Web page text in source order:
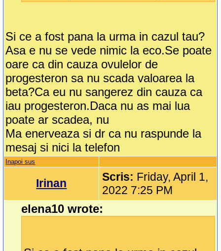
Si ce a fost pana la urma in cazul tau?
Asa e nu se vede nimic la eco.Se poate
oare ca din cauza ovulelor de
progesteron sa nu scada valoarea la
beta?Ca eu nu sangerez din cauza ca
iau progesteron.Daca nu as mai lua
poate ar scadea, nu
Ma enerveaza si dr ca nu raspunde la
mesaj si nici la telefon
Inapoi sus
Irinan Scris: Friday, April 1,
2022 7:25 PM
elena10 wrote: